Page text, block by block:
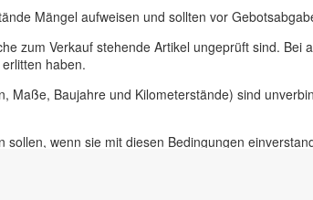
Mängel aufweisen und sollten vor
zum Verkauf stehende Artikel ungeprüft sind.
haben.
Maße, Baujahre und Kilometerstände) sind
wenn sie mit diesen Bedingungen
bei Insolvenzversteigerungen.